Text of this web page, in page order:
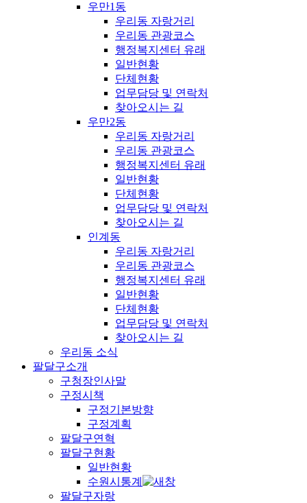
우만1동
우리동 자랑거리
우리동 관광코스
행정복지센터 유래
일반현황
단체현황
업무담당 및 연락처
찾아오시는 길
우만2동
우리동 자랑거리
우리동 관광코스
행정복지센터 유래
일반현황
단체현황
업무담당 및 연락처
찾아오시는 길
인계동
우리동 자랑거리
우리동 관광코스
행정복지센터 유래
일반현황
단체현황
업무담당 및 연락처
찾아오시는 길
우리동 소식
팔달구소개
구청장인사말
구정시책
구정기본방향
구정계획
팔달구연혁
팔달구현황
일반현황
수원시통계
팔달구자랑